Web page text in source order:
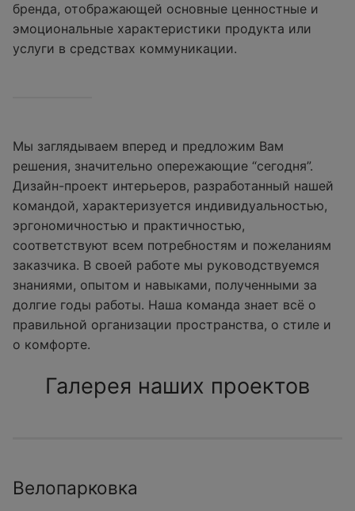
бренда, отображающей основные ценностные и
эмоциональные характеристики продукта или
услуги в средствах коммуникации.
Мы заглядываем вперед и предложим Вам
решения, значительно опережающие “сегодня”.
Дизайн-проект интерьеров, разработанный нашей
командой, характеризуется индивидуальностью,
эргономичностью и практичностью,
соответствуют всем потребностям и пожеланиям
заказчика. В своей работе мы руководствуемся
знаниями, опытом и навыками, полученными за
долгие годы работы. Наша команда знает всё о
правильной организации пространства, о стиле и
о комфорте.
Галерея наших проектов
Велопарковка